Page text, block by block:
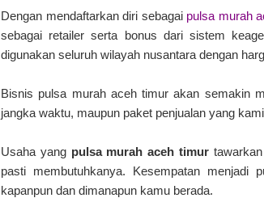
Dengan mendaftarkan diri sebagai pulsa murah
sebagai retailer serta bonus dari sistem
digunakan seluruh wilayah nusantara dengan
Bisnis pulsa murah aceh timur akan semakin
jangka waktu, maupun paket penjualan yang
Usaha yang pulsa murah aceh timurtawarkan
pasti membutuhkanya. Kesempatan menjadi
kapanpun dan dimanapun kamu berada.